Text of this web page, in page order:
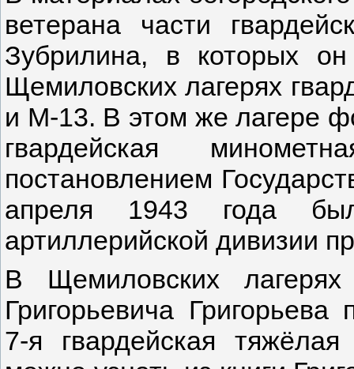
ветерана части
Зубрилина, в которых
Щемиловских лагерях
и М-13. В этом же лагере
гвардейская
постановлением
апреля 1943 года
артиллерийской дивизии
В Щемиловских
Григорьевича
7-я гвардейская